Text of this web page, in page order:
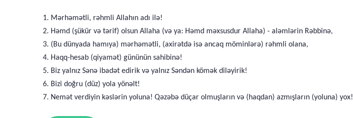
1. Mərhəmətli, rəhmli Allahın adı ilə!
2. Həmd (şükür və tərif) olsun Allaha (və ya: Həmd məxsusdur Allaha) - aləmlərin Rəbbinə,
3. (Bu dünyada hamıya) mərhəmətli, (axirətdə isə ancaq möminlərə) rəhmli olana,
4. Haqq-hesab (qiyamət) gününün sahibinə!
5. Biz yalnız Sənə ibadət edirik və yalnız Səndən kömək diləyirik!
6. Bizi doğru (düz) yola yönəlt!
7. Nemət verdiyin kəslərin yoluna! Qəzəbə düçar olmuşların və (haqdan) azmışların (yoluna) yox!